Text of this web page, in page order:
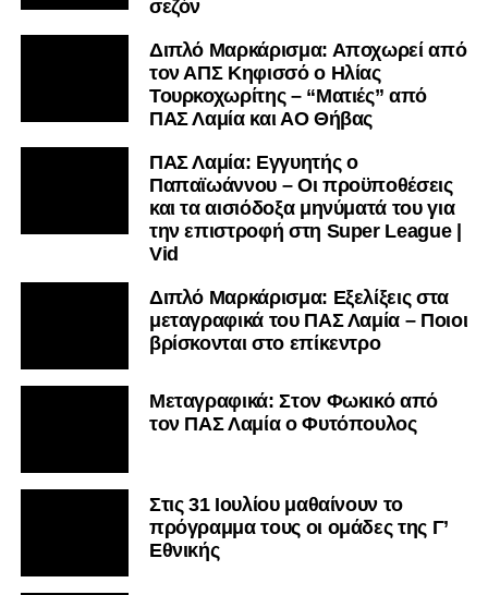
σεζόν
Διπλό Μαρκάρισμα: Αποχωρεί από
τον ΑΠΣ Κηφισσό ο Ηλίας
Τουρκοχωρίτης – “Ματιές” από
ΠΑΣ Λαμία και ΑΟ Θήβας
ΠΑΣ Λαμία: Εγγυητής ο
Παπαϊωάννου – Οι προϋποθέσεις
και τα αισιόδοξα μηνύματά του για
την επιστροφή στη Super League |
Vid
Διπλό Μαρκάρισμα: Εξελίξεις στα
μεταγραφικά του ΠΑΣ Λαμία – Ποιοι
βρίσκονται στο επίκεντρο
Μεταγραφικά: Στον Φωκικό από
τον ΠΑΣ Λαμία ο Φυτόπουλος
Στις 31 Ιουλίου μαθαίνουν το
πρόγραμμα τους οι ομάδες της Γ’
Εθνικής